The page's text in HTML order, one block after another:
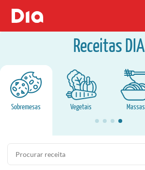
Receitas DIA
Sobremesas Vegetais Massas
Pesquisa